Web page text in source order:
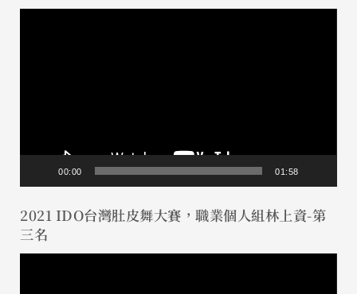
00:00 01:58
2021 IDO台灣肚皮舞大賽，職業個人組林上資-第
三名